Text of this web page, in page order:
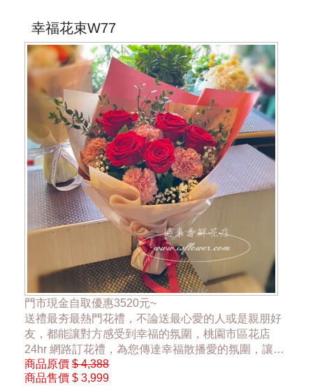
幸福花束W77
門市現金自取優惠3520元~
送禮最夯最熱門花禮，不論送最心愛的人或是親朋好
友，都能讓對方感受到幸福的氛圍，桃園市區花店
24hr 網路訂花禮，為您傳達幸福散播愛的氛圍，讓大
家感受到花禮的幸福
商品原價 $ 4,388
商品售價 $ 3,999